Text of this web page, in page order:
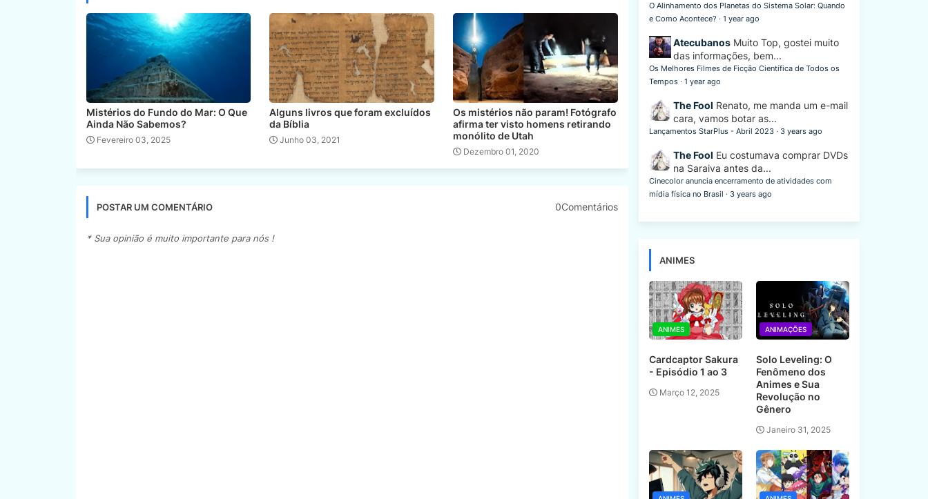
Mistérios do Fundo do Mar: O Que
Ainda Não Sabemos?
Fevereiro 03, 2025
Alguns livros que foram excluídos
da Bíblia
Junho 03, 2021
Os mistérios não param! Fotógrafo
afirma ter visto homens retirando
monólito de Utah
Dezembro 01, 2020
POSTAR UM COMENTÁRIO 0Comentários
* Sua opinião é muito importante para nós !
O Alinhamento dos Planetas do Sistema Solar: Quando
e Como Acontece? · 1 year ago
Atecubanos Muito Top, gostei muito
das informações, bem...
Os Melhores Filmes de Ficção Científica de Todos os
Tempos· 1 year ago
The Fool Renato, me manda um e-mail
cara, vamos botar as...
Lançamentos StarPlus - Abril 2023· 3 years ago
The Fool Eu costumava comprar DVDs
na Saraiva antes da...
Cinecolor anuncia encerramento de atividades com
mídia física no Brasil · 3 years ago
ANIMES
ANIMES
Cardcaptor Sakura
- Episódio 1 ao 3
Março 12, 2025
ANIMAÇÕES
Solo Leveling: O
Fenômeno dos
Animes e Sua
Revolução no
Gênero
Janeiro 31, 2025